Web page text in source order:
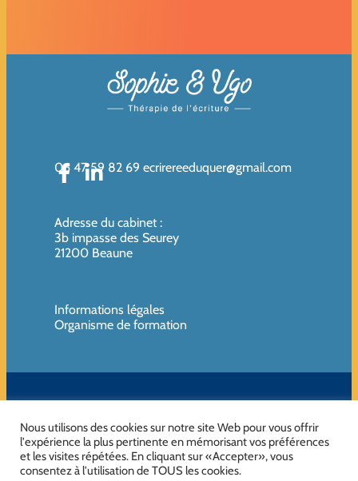
06 47 59 82 69 ecrirereeduquer@gmail.com
Adresse du cabinet :
3b impasse des Seurey
21200 Beaune
Informations légales
Organisme de formation
Nous utilisons des cookies sur notre site Web pour vous offrir
l'expérience la plus pertinente en mémorisant vos préférences
et les visites répétées. En cliquant sur «Accepter», vous
consentez à l'utilisation de TOUS les cookies.